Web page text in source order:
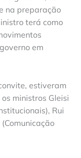
na preparação
terá como
em
estiveram
ministros Gleisi
Rui